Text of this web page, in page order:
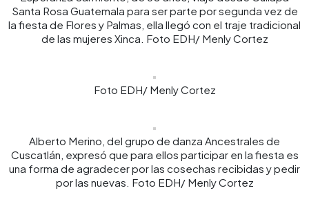
Santa Rosa Guatemala para ser parte por segunda vez de
la fiesta de Flores y Palmas, ella llegó con el traje tradicional
de las mujeres Xinca. Foto EDH/ Menly Cortez
Foto EDH/ Menly Cortez
Alberto Merino, del grupo de danza Ancestrales de
Cuscatlán, expresó que para ellos participar en la fiesta es
una forma de agradecer por las cosechas recibidas y pedir
por las nuevas. Foto EDH/ Menly Cortez